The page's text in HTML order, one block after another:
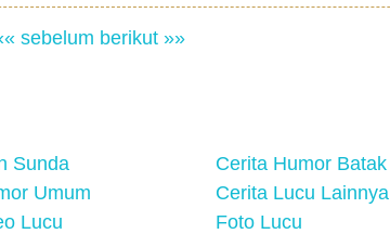
sebelum berikut »»
Sunda Cerita Humor Batak
Umum Cerita Lucu Lainnya
Lucu Foto Lucu